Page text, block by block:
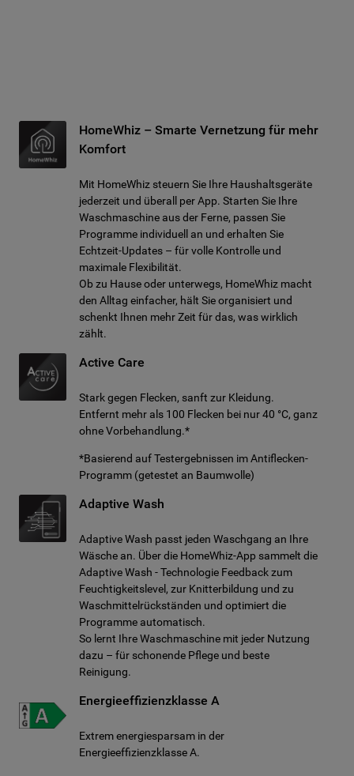
HomeWhiz – Smarte Vernetzung für mehr
Komfort
Mit HomeWhiz steuern Sie Ihre Haushaltsgeräte
jederzeit und überall per App. Starten Sie Ihre
Waschmaschine aus der Ferne, passen Sie
Programme individuell an und erhalten Sie
Echtzeit-Updates – für volle Kontrolle und
maximale Flexibilität.
Ob zu Hause oder unterwegs, HomeWhiz macht
den Alltag einfacher, hält Sie organisiert und
schenkt Ihnen mehr Zeit für das, was wirklich
zählt.
Active Care
Stark gegen Flecken, sanft zur Kleidung.
Entfernt mehr als 100 Flecken bei nur 40 °C, ganz
ohne Vorbehandlung.*
*Basierend auf Testergebnissen im Antiflecken-
Programm (getestet an Baumwolle)
Adaptive Wash
Adaptive Wash passt jeden Waschgang an Ihre
Wäsche an. Über die HomeWhiz-App sammelt die
Adaptive Wash - Technologie Feedback zum
Feuchtigkeitslevel, zur Knitterbildung und zu
Waschmittelrückständen und optimiert die
Programme automatisch.
So lernt Ihre Waschmaschine mit jeder Nutzung
dazu – für schonende Pflege und beste
Reinigung.
Energieeffizienzklasse A
Extrem energiesparsam in der
Energieeffizienzklasse A.